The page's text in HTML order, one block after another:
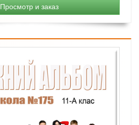
Просмотр и заказ